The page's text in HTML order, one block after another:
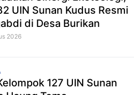
UIN Sunan Kudus Resmi
di Desa Burikan
2026
127 UIN Sunan